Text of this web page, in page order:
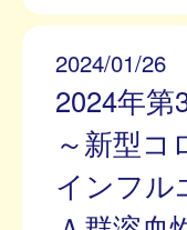
2024/01/26
2024年第
～新型コ
インフル